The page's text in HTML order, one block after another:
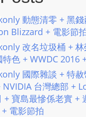
動態清零 + 黑
Blizzard + 電影節
改名垃圾桶 +
特色 + WWDC
國際雜談 + 特
NVIDIA 台灣總部 +
+ 寶島最慘係老實
電影節拍